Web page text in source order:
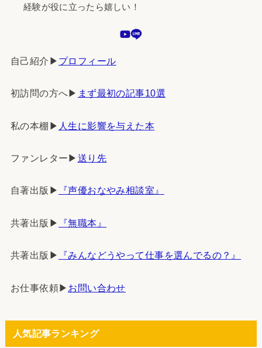
経験が役に立ったら嬉しい！
自己紹介▶︎ プロフィール
初訪問の方へ▶︎ まず最初の記事10選
私の本棚▶︎ 人生に影響を与えた本
ファンレター▶︎ 送り先
自著出版▶︎ 『声優おなやみ相談室』
共著出版▶︎ 『無職本』
共著出版▶︎ 『みんなどうやって仕事を選んでるの？』
お仕事依頼▶︎ お問い合わせ
人気記事ランキング